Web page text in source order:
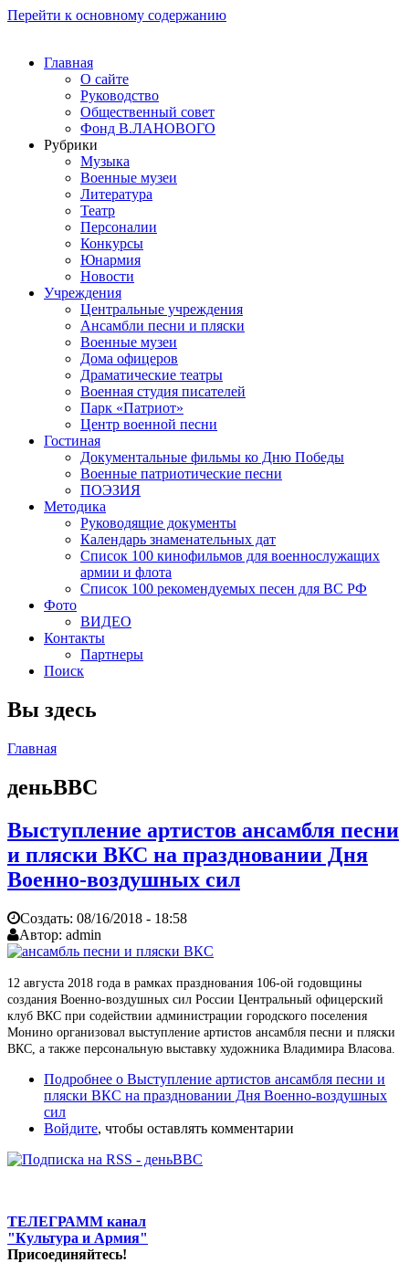
Перейти к основному содержанию
Главная
О сайте
Руководство
Общественный совет
Фонд В.ЛАНОВОГО
Рубрики
Музыка
Военные музеи
Литература
Театр
Персоналии
Конкурсы
Юнармия
Новости
Учреждения
Центральные учреждения
Ансамбли песни и пляски
Военные музеи
Дома офицеров
Драматические театры
Военная студия писателей
Парк «Патриот»
Центр военной песни
Гостиная
Документальные фильмы ко Дню Победы
Военные патриотические песни
ПОЭЗИЯ
Методика
Руководящие документы
Календарь знаменательных дат
Список 100 кинофильмов для военнослужащих
армии и флота
Список 100 рекомендуемых песен для ВС РФ
Фото
ВИДЕО
Контакты
Партнеры
Поиск
Вы здесь
Главная
деньВВС
Выступление артистов ансамбля песни
и пляски ВКС на праздновании Дня
Военно-воздушных сил
Создать: 08/16/2018 - 18:58
Автор: admin
12 августа 2018 года в рамках празднования 106-ой годовщины
создания Военно-воздушных сил России Центральный офицерский
клуб ВКС при содействии администрации городского поселения
Монино организовал выступление артистов ансамбля песни и пляски
ВКС, а также персональную выставку художника Владимира Власова.
Подробнее о Выступление артистов ансамбля песни и
пляски ВКС на праздновании Дня Военно-воздушных
сил
Войдите, чтобы оставлять комментарии
ТЕЛЕГРАММ канал
"Культура и Армия"
Присоединяйтесь!